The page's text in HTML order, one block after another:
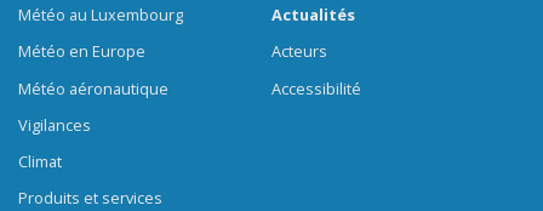
Météo au Luxembourg
Météo en Europe
Météo aéronautique
Vigilances
Climat
Produits et services
Actualités
Acteurs
Accessibilité